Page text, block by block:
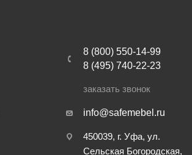
8 (800) 550-14-99
8 (495) 740-22-23
заказать звонок
info@safemebel.ru
450039, г. Уфа, ул.
Сельская Богородская,